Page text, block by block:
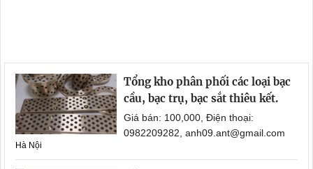
Tổng kho phân phối các loại bạc
cầu, bạc trụ, bạc sắt thiêu kết.
Giá bán: 100,000, Điện thoại:
0982209282, anh09.ant@gmail.com
Hà Nội